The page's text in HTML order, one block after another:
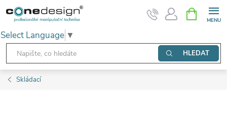
Přejít
obsah
Select Language ▼
HLEDAT
NÁKUPNÍ
KOŠÍK
Skládací